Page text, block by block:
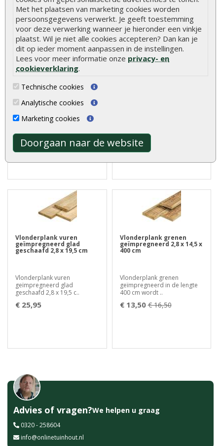
Met het plaatsen van marketing cookies worden
persoonsgegevens verwerkt. Je geeft toestemming
voor deze verwerking wanneer je hieronder een vinkje
plaatst. Wil je niet alle cookies accepteren? Dan kan je
dit op ieder moment aanpassen in de instellingen.
Lees voor meer informatie onze privacy- en
cookieverklaring.
Technische cookies
Analytische cookies
Marketing cookies
Doorgaan naar de website
Klanten kochten ook
Vlonder totaalpakket
geïmpregneerd 28 mm
verzinkte schroeven
Vlonder totaalpakket
geïmpregneerd 28 mm wit
verzinkte schro..
€ 33,95 € 40,95 € 22,95
Vlonderplank vuren
geïmpregneerd glad
geschaafd 2,8 x 19,5 cm
Vlonderplank vuren
geïmpregneerd glad
geschaafd 2,8 x 19,5 c..
€ 25,95
Vlonderplank grenen
geïmpregneerd 2,8 x 14,5 x
400 cm
Vlonderplank grenen
geïmpregneerd in de lengte
400 cm wordt ..
€ 13,50 € 16,50
Advies of vragen?We helpen u graag
0320 - 258604
info@onlinetuinhout.nl